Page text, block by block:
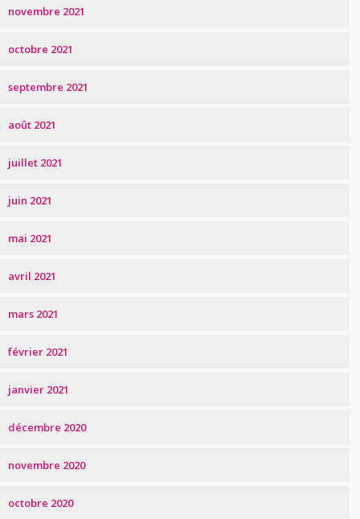
novembre 2021
octobre 2021
septembre 2021
août 2021
juillet 2021
juin 2021
mai 2021
avril 2021
mars 2021
février 2021
janvier 2021
décembre 2020
novembre 2020
octobre 2020